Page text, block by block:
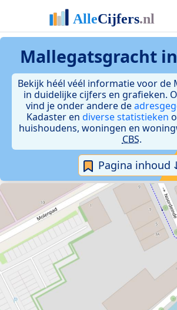
Mallegatsgracht
Bekijk héél véél informatie voor de
in duidelijke cijfers en grafieken.
vind je onder andere de
Kadaster en diverse statistieken
huishoudens, woningen en
CBS.
Pagina inhoud